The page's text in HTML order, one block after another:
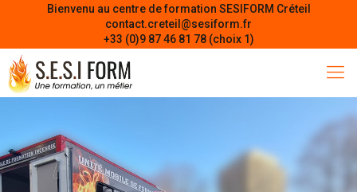
Bienvenu au centre de formation SESIFORM Créteil
contact.creteil@sesiform.fr
+33 (0)9 87 46 81 78 (choix 1)